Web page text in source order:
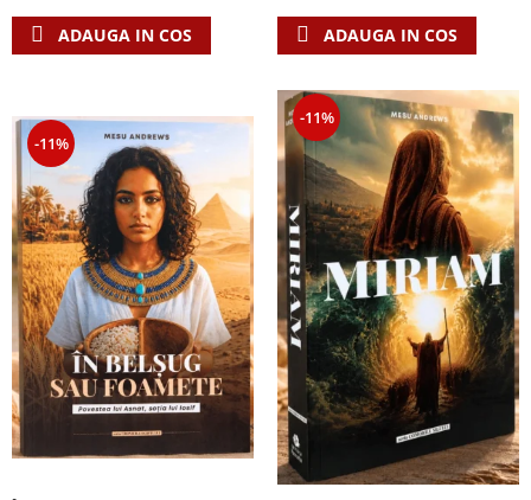
ADAUGA IN COS ADAUGA IN COS
-11%
-11%